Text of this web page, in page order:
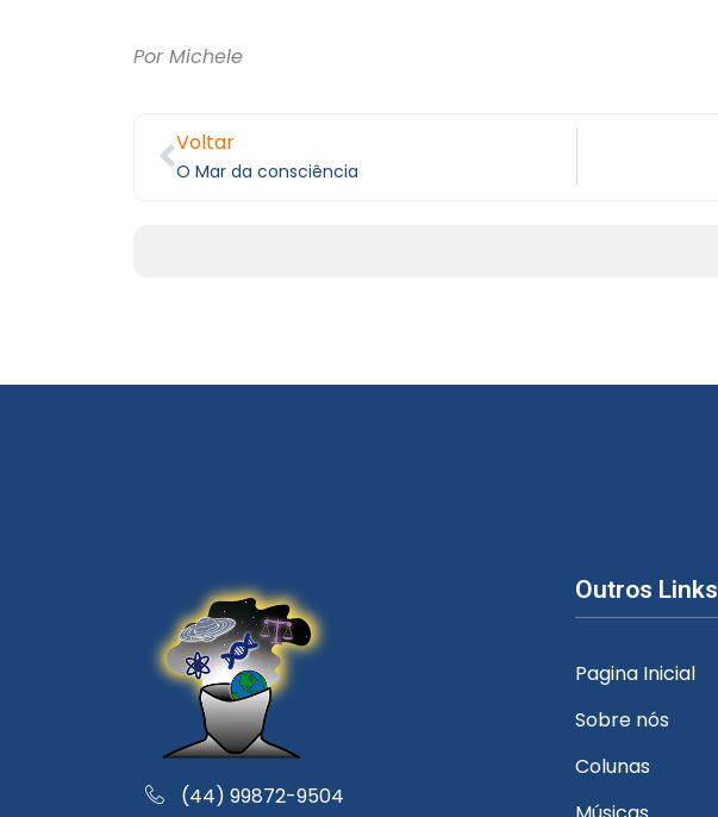
Por Michele
Voltar
O Mar da consciência
(44) 99872-9504
Outros Links
Pagina Inicial
Sobre nós
Colunas